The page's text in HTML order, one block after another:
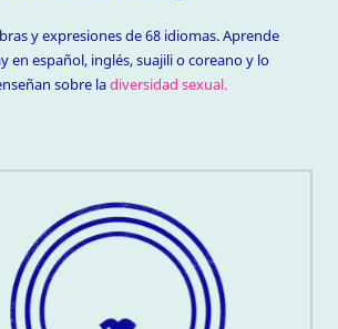
y expresiones de 68 idiomas. Aprende
en español, inglés, suajili o coreano y lo
sobre ladiversidad sexual.